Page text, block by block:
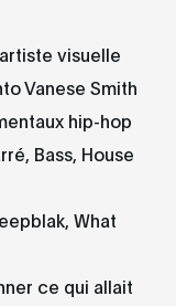
visuelle
Vanese Smith
hip-hop
Bass, House
What
ce qui allait